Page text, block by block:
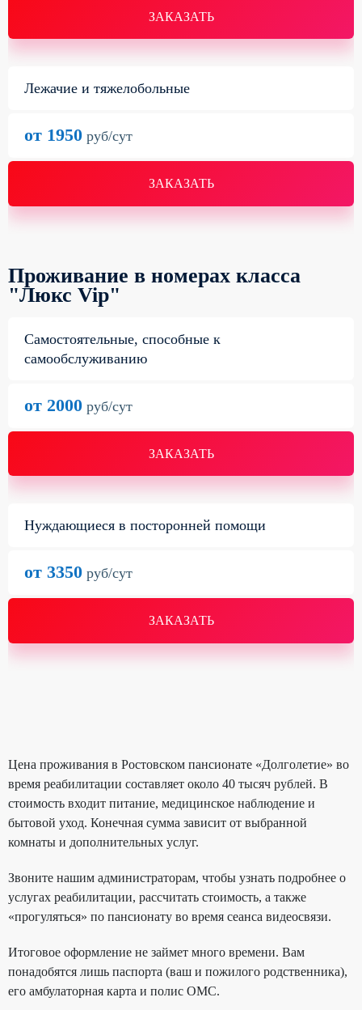
ЗАКАЗАТЬ
Лежачие и тяжелобольные
ЗАКАЗАТЬ
от 1950 руб/сут
Проживание в номерах класса
"Люкс Vip"
Самостоятельные, способные к
самообслуживанию
ЗАКАЗАТЬ
от 2000 руб/сут
Нуждающиеся в посторонней помощи
ЗАКАЗАТЬ
от 3350 руб/сут
Цена проживания в Ростовском пансионате «Долголетие» во
время реабилитации составляет около 40 тысяч рублей. В
стоимость входит питание, медицинское наблюдение и
бытовой уход. Конечная сумма зависит от выбранной
комнаты и дополнительных услуг.
Звоните нашим администраторам, чтобы узнать подробнее о
услугах реабилитации, рассчитать стоимость, а также
«прогуляться» по пансионату во время сеанса видеосвязи.
Итоговое оформление не займет много времени. Вам
понадобятся лишь паспорта (ваш и пожилого родственника),
его амбулаторная карта и полис ОМС.